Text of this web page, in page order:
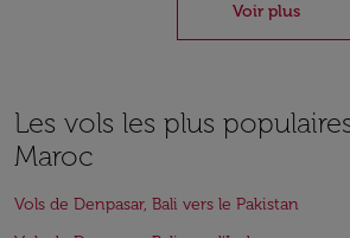
Voir plus
Les vols les plus
Maroc
Vols de Denpasar, Bali vers le Pakistan